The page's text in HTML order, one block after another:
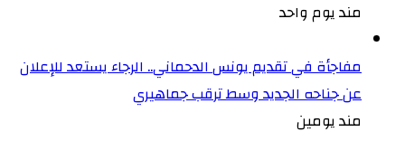
مند يوم واحد
مفاجأة في تقديم يونس الدحماني.. الرجاء يستعد للإعلان
عن جناحه الجديد وسط ترقب جماهيري
مند يومين